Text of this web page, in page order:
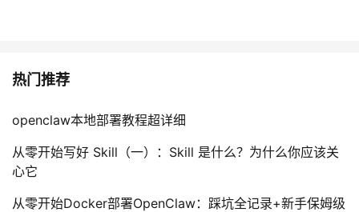
热门推荐
openclaw本地部署教程超详细
从零开始写好 Skill（一）：Skill 是什么？为什么你应该关
心它
从零开始Docker部署OpenClaw：踩坑全记录+新手保姆级